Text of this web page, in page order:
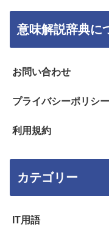
意味解説辞典に
お問い合わせ
プライバシーポリシー
利用規約
カテゴリー
IT用語